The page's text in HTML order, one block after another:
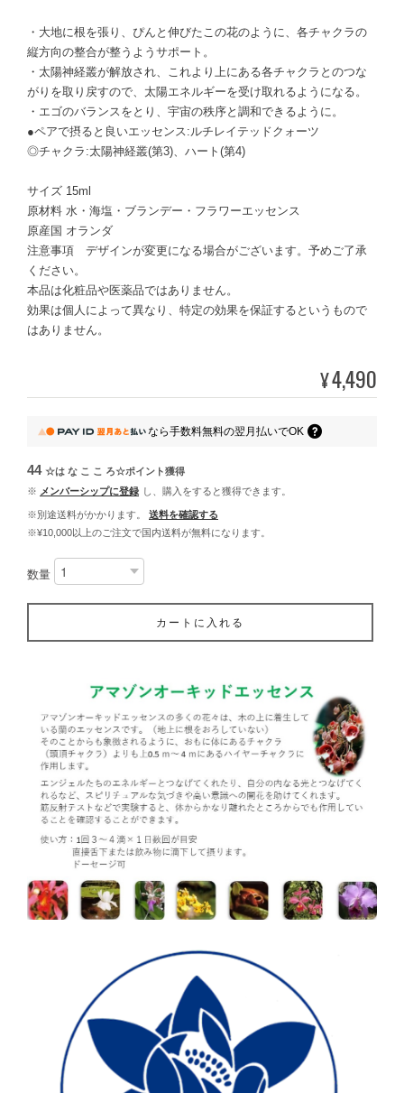
・大地に根を張り、ぴんと伸びたこの花のように、各チャクラの
縦方向の整合が整うようサポート。
・太陽神経叢が解放され、これより上にある各チャクラとのつな
がりを取り戻すので、太陽エネルギーを受け取れるようになる。
・エゴのバランスをとり、宇宙の秩序と調和できるように。
●ペアで摂ると良いエッセンス:ルチレイテッドクォーツ
◎チャクラ:太陽神経叢(第3)、ハート(第4)
サイズ 15ml
原材料 水・海塩・ブランデー・フラワーエッセンス
原産国 オランダ
注意事項 デザインが変更になる場合がございます。予めご了承
ください。
本品は化粧品や医薬品ではありません。
効果は個人によって異なり、特定の効果を保証するというもので
はありません。
¥4,490
なら手数料無料の翌月払いでOK
44 ☆は な こ こ ろ☆ポイント獲得
※ メンバーシップに登録 し、購入をすると獲得できます。
※別途送料がかかります。
送料を確認する
※¥10,000以上のご注文で国内送料が無料になります。
数量
カートに入れる